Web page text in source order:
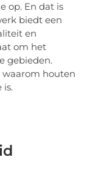
op. En dat is
biedt een
en
om het
gebieden.
waarom houten
is.